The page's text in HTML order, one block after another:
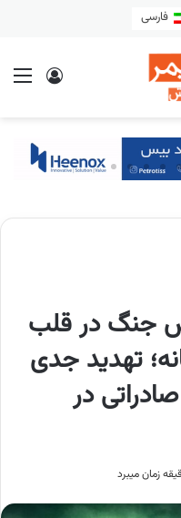
فارسی
جنگ در قلب
تهدید جدی
صادراتی در